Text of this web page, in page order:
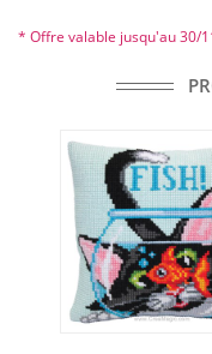
* Offre valable jusqu'au 30/